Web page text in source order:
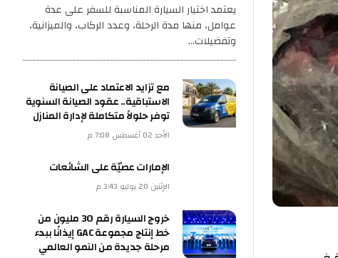
يعتمد اختيار السيارة المناسبة للسفر على عدة
عوامل، منها مدة الرحلة، وعدد الركاب، والميزانية،
وتفضيلات…
مع تزايد الاعتماد على الصيانة
الاستباقية.. عقود الصيانة السنوية
توفر حلولاً متكاملة لإدارة المنازل
الإمارات عصيّة على الشائعات
خروج السيارة رقم 30 مليون من
خط إنتاج مجموعة GAC إيذانًا ببدء
مرحلة جديدة من النمو العالمي